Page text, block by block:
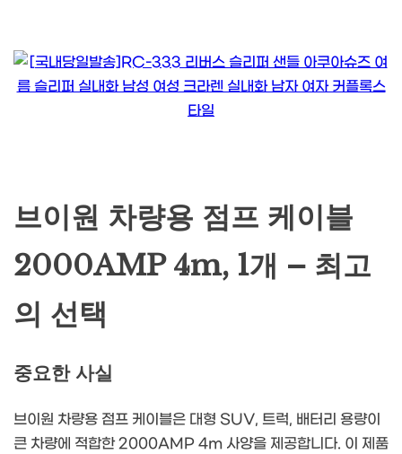
브이원 차량용 점프 케이블
2000AMP 4m, 1개 – 최고
의 선택
중요한 사실
브이원 차량용 점프 케이블은 대형 SUV, 트럭, 배터리 용량이
큰 차량에 적합한 2000AMP 4m 사양을 제공합니다. 이 제품